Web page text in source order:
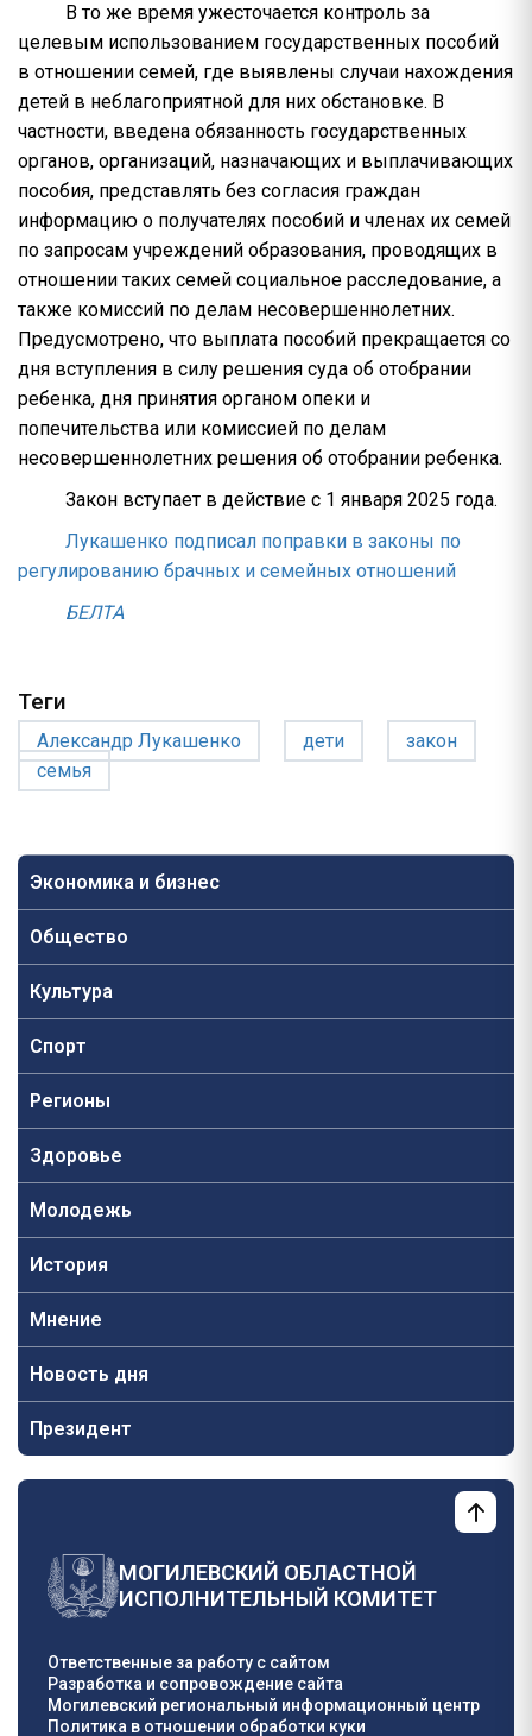
Экономика и бизнес
Общество
Культура
Спорт
Регионы
Здоровье
Молодежь
История
Мнение
Новость дня
Президент
В то же время ужесточается контроль за
целевым использованием государственных пособий
в отношении семей, где выявлены случаи нахождения
детей в неблагоприятной для них обстановке. В
частности, введена обязанность государственных
органов, организаций, назначающих и выплачивающих
пособия, представлять без согласия граждан
информацию о получателях пособий и членах их семей
по запросам учреждений образования, проводящих в
отношении таких семей социальное расследование, а
также комиссий по делам несовершеннолетних.
Предусмотрено, что выплата пособий прекращается со
дня вступления в силу решения суда об отобрании
ребенка, дня принятия органом опеки и
попечительства или комиссией по делам
несовершеннолетних решения об отобрании ребенка.
Закон вступает в действие с 1 января 2025 года.
Лукашенко подписал поправки в законы по
регулированию брачных и семейных отношений
БЕЛТА
Теги
Александр Лукашенко дети
закон
семья
МОГИЛЕВСКИЙ ОБЛАСТНОЙ
ИСПОЛНИТЕЛЬНЫЙ КОМИТЕТ
Ответственные за работу с сайтом
Разработка и сопровождение сайта
Могилевский региональный информационный центр
Политика в отношении обработки куки